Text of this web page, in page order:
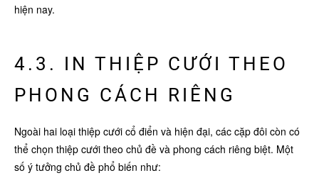
hiện nay.
4.3. IN THIỆP CƯỚI THEO
PHONG CÁCH RIÊNG
Ngoài hai loại thiệp cưới cổ điển và hiện đại, các cặp đôi còn có
thể chọn thiệp cưới theo chủ đề và phong cách riêng biệt. Một
số ý tưởng chủ đề phổ biến như: